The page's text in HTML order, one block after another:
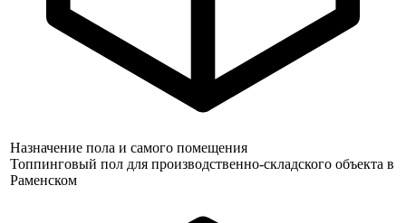
Назначение пола и самого помещения
Топпинговый пол для производственно-складского объекта в
Раменском